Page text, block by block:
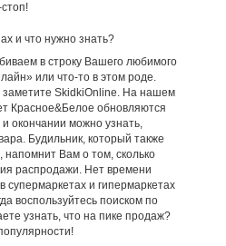
и что нужно знать?
в строку Вашего любимого
или что-то в этом роде.
заметите SkidkiOnline. На нашем
Красное&Белое обновляются
окончании можно узнать,
Будильник, который также
напомнит Вам о том, сколько
распродажи. Нет времени
супермаркетах и гипермаркетах
воспользуйтесь поиском по
узнать, что на пике продаж?